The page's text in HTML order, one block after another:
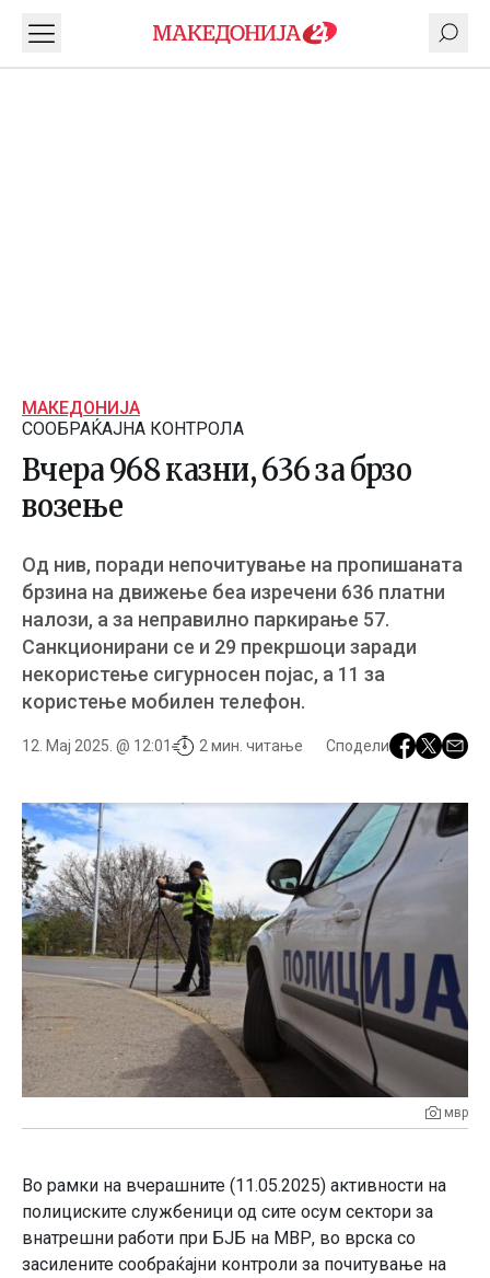
МАКЕДОНИЈА
СООБРАЌАЈНА КОНТРОЛА
Вчера 968 казни, 636 за брзо
возење
Од нив, поради непочитување на пропишаната
брзина на движење беа изречени 636 платни
налози, а за неправилно паркирање 57.
Санкционирани се и 29 прекршоци заради
некористење сигурносен појас, а 11 за
користење мобилен телефон.
12. Мај 2025. @ 12:01 2 мин. читање Сподели
мвр
Во рамки на вчерашните (11.05.2025) активности на
полициските службеници од сите осум сектори за
внатрешни работи при БЈБ на МВР, во врска со
засилените сообраќајни контроли за почитување на